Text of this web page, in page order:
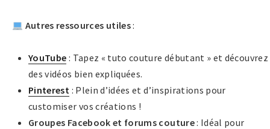
Autres ressources utiles:
YouTube : Tapez « tuto couture débutant » et découvrez
des vidéos bien expliquées.
Pinterest : Plein d’idées et d’inspirations pour
customiser vos créations !
Groupes Facebook et forums couture: Idéal pour